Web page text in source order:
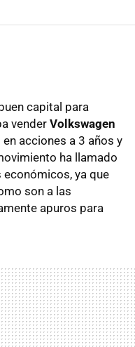
capital para
vender Volkswagen
acciones a 3 años y
ha llamado
ya que
son a las
apuros para